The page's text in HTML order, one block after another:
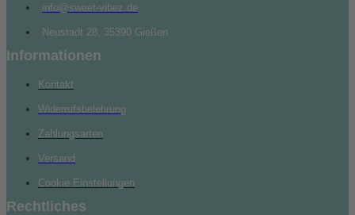
info@sweet-vibez.de
Neustadt 28, 35390 Gießen
Informationen
Kontakt
Widerrufsbelehrung
Zahlungsarten
Versand
Cookie Einstellungen
Rechtliches